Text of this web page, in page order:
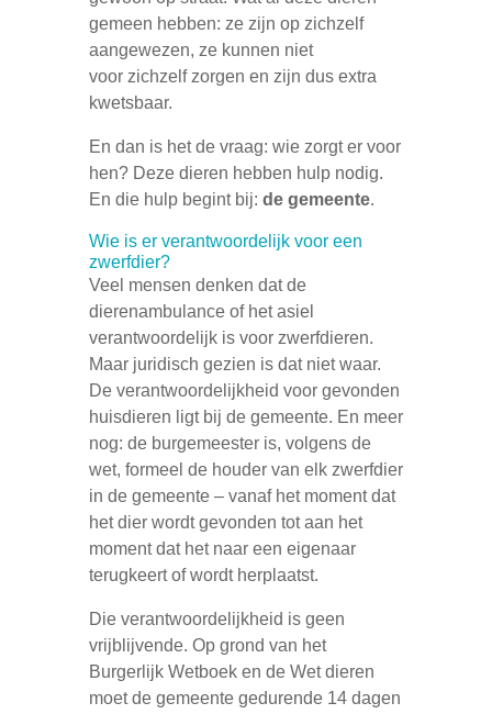
gemeen hebben: ze zijn op zichzelf
aangewezen, ze kunnen niet
voor zichzelf zorgen en zijn dus extra
kwetsbaar.
En dan is het de vraag: wie zorgt er voor
hen? Deze dieren hebben hulp nodig.
En die hulp begint bij: de gemeente.
Wie is er verantwoordelijk voor een
zwerfdier?
Veel mensen denken dat de
dierenambulance of het asiel
verantwoordelijk is voor zwerfdieren.
Maar juridisch gezien is dat niet waar.
De verantwoordelijkheid voor gevonden
huisdieren ligt bij de gemeente. En meer
nog: de burgemeester is, volgens de
wet, formeel de houder van elk zwerfdier
in de gemeente – vanaf het moment dat
het dier wordt gevonden tot aan het
moment dat het naar een eigenaar
terugkeert of wordt herplaatst.
Die verantwoordelijkheid is geen
vrijblijvende. Op grond van het
Burgerlijk Wetboek en de Wet dieren
moet de gemeente gedurende 14 dagen